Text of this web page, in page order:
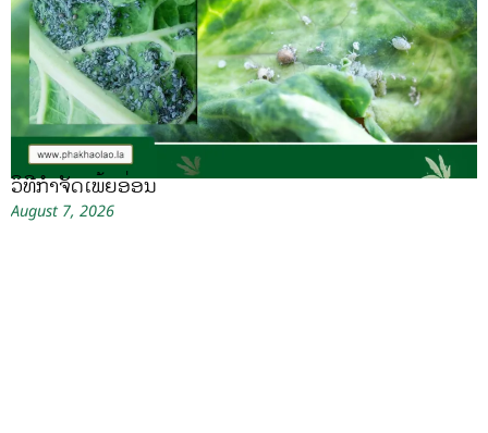
ວິທີກໍາຈັດເພ້ຍອ່ອນ
August 7, 2026